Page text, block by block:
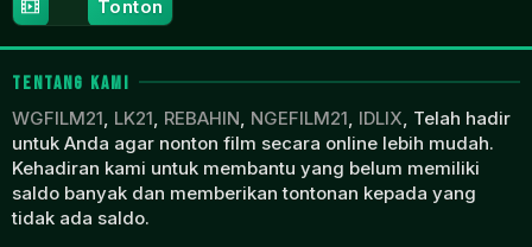
Jan
1963
Petroff
Tonton
TENTANG KAMI
WGFILM21, LK21, REBAHIN, NGEFILM21, IDLIX, Telah hadir
untuk Anda agar nonton film secara online lebih mudah.
Kehadiran kami untuk membantu yang belum memiliki
saldo banyak dan memberikan tontonan kepada yang
tidak ada saldo.